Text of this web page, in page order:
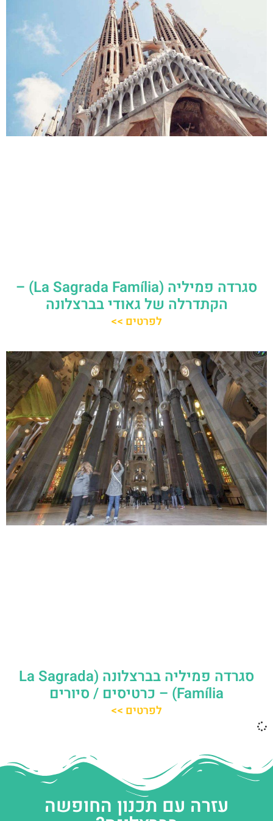
סגרדה פמיליה (La Sagrada Família) –
הקתדרלה של גאודי בברצלונה
לפרטים >>
סגרדה פמיליה בברצלונה (La Sagrada
Família) – כרטיסים / סיורים
לפרטים >>
עזרה עם תכנון החופשה